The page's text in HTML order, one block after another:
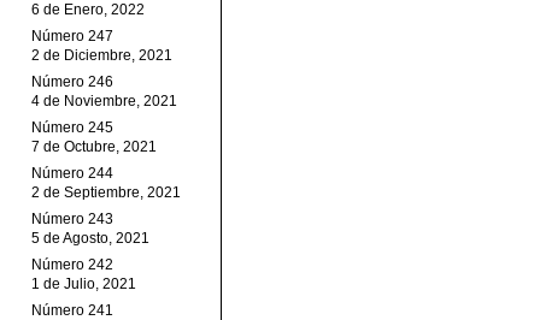
6 de Enero, 2022
Número 247
2 de Diciembre, 2021
Número 246
4 de Noviembre, 2021
Número 245
7 de Octubre, 2021
Número 244
2 de Septiembre, 2021
Número 243
5 de Agosto, 2021
Número 242
1 de Julio, 2021
Número 241